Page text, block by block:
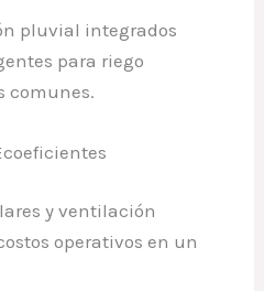
pluvial integrados
para riego
comunes.
y ventilación
operativos en un